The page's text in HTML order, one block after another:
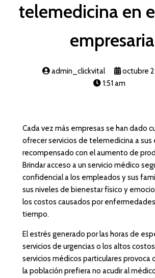
telemedicina en
admin_clickvital
octubre
1:51 am
Cada vez más empresas se han dado
ofrecer servicios de telemedicina a sus
recompensado con el aumento de
Brindar acceso a un servicio médico
confidencial a los empleados y sus
sus niveles de bienestar físico y
los costos causados por
tiempo.
El estrés generado por las horas de
servicios de urgencias o los altos
servicios médicos particulares provoca
la población prefiera no acudir al